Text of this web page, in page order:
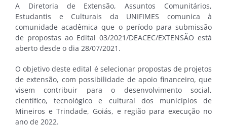
A Diretoria de Extensão, Assuntos Comunitários,
Estudantis e Culturais da UNIFIMES comunica à
comunidade acadêmica que o período para submissão
de propostas ao Edital 03/2021/DEACEC/EXTENSÃO está
aberto desde o dia 28/07/2021.
O objetivo deste edital é selecionar propostas de projetos
de extensão, com possibilidade de apoio financeiro, que
visem contribuir para o desenvolvimento social,
científico, tecnológico e cultural dos municípios de
Mineiros e Trindade, Goiás, e região para execução no
ano de 2022.